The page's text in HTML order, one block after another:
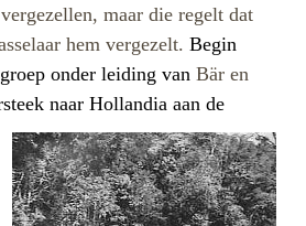
maar die regelt dat
hem vergezelt. Begin
onder leiding van Bär en
naar Hollandia aan de